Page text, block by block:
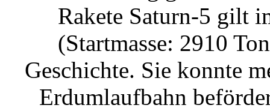
Rakete Saturn-5 gilt
(Startmasse: 2910
Geschichte. Sie konnte
Erdumlaufbahn